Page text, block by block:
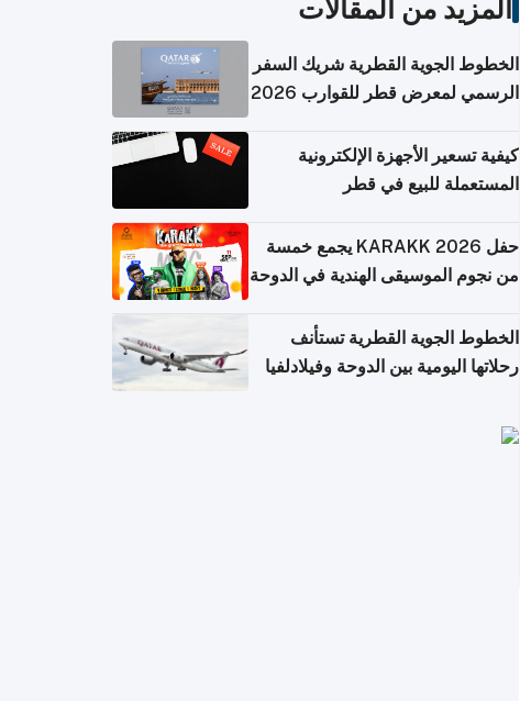
المزيد من المقالات
الخطوط الجوية القطرية شريك السفر
الرسمي لمعرض قطر للقوارب 2026
كيفية تسعير الأجهزة الإلكترونية
المستعملة للبيع في قطر
حفل KARAKK 2026 يجمع خمسة
من نجوم الموسيقى الهندية في الدوحة
الخطوط الجوية القطرية تستأنف
رحلاتها اليومية بين الدوحة وفيلادلفيا